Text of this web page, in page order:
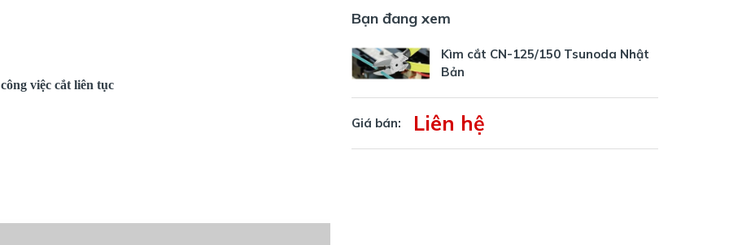
việc cắt liên tục
Bạn đang xem
Kìm cắt CN-125/150 Tsunoda Nhật
Bản
Giá bán: Liên hệ